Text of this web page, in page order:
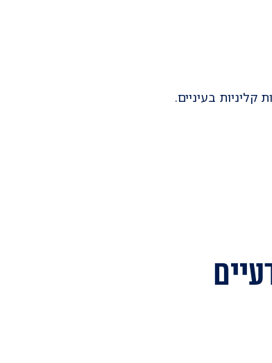
קליניות בעיניים.